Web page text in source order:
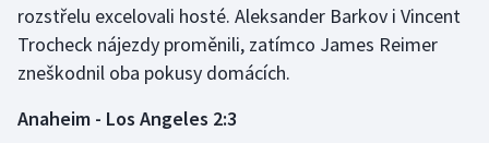
Triatlon
rozstřelu excelovali hosté. Aleksander Barkov i Vincent
Trocheck nájezdy proměnili, zatímco James Reimer
zneškodnil oba pokusy domácích.
Anaheim - Los Angeles 2:3